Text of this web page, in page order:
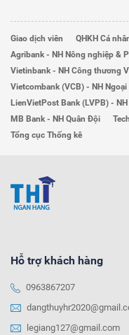
Giao dịch viên QHKH Cá
Agribank - NH Nông nghiệp &
Vietinbank - NH Công thương
Vietcombank (VCB) - NH
LienVietPost Bank (LVPB) -
MB Bank - NH Quân Đội
Tổng cục Thống kê
Hỗ trợ khách hàng
0963867207
legiang127@gmail.com